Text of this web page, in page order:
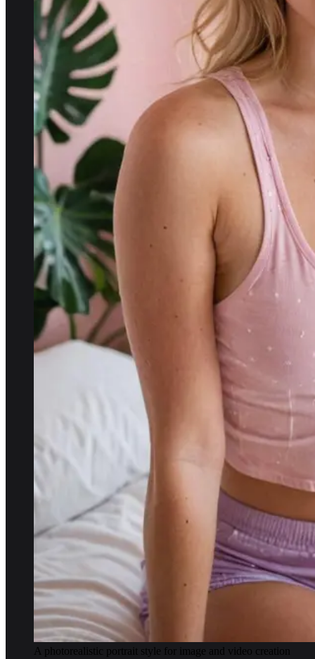
A photorealistic portrait style for image and video creation